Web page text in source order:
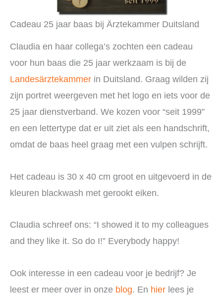
Cadeau 25 jaar baas bij Ärztekammer Duitsland
Claudia en haar collega’s zochten een cadeau
voor hun baas die 25 jaar werkzaam is bij de
Landesärztekammer in Duitsland. Graag wilden zij
zijn portret weergeven met het logo en iets voor de
25 jaar dienstverband. We kozen voor “seit 1999”
en een lettertype dat er uit ziet als een handschrift,
omdat de baas heel graag met een vulpen schrijft.
Het cadeau is 30 x 40 cm groot en uitgevoerd in de
kleuren blackwash met gerookt eiken.
Claudia schreef ons: “I showed it to my colleagues
and they like it. So do I!” Everybody happy!
Ook interesse in een cadeau voor je bedrijf? Je
leest er meer over in onze blog. En hier lees je